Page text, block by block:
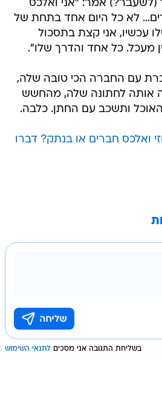
אמר: "אני ואלכס
לא כל היום אחד בתחת של
עכשיו, אני קצת בתסכול
מעכל. כל אחד והדרך שלו".
עם החברה הכי טובה שלה,
אותה לחתונה שלה, מהחשש
ותשכב עם החתן. כלבה.
ואלכס חברים או בנתק? דברו
בשליחת התגובה אני מסכים לתנאי השימוש